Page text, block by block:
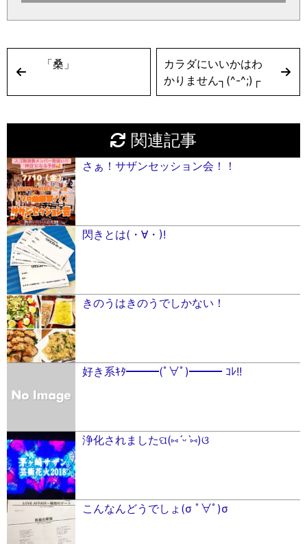
「桑」
カラダにいいかはわ
かりません┐︎(^-^;)┌︎
関連記事
さぁ！サザンセッション会！！
閃きとは(・∀・)!
きのうはきのうでしかない！
好き系ｷﾀ━━━(ﾟ∀ﾟ)━━━ ｺﾚ!!
浄化されましたପ(⑅︎ˊᵕˋ⑅︎)ଓ
こんなんどうでしょ(σ ﾟ∀ﾟ)σ